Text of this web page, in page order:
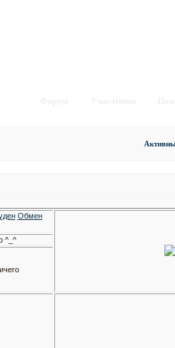
Обмен
^_^